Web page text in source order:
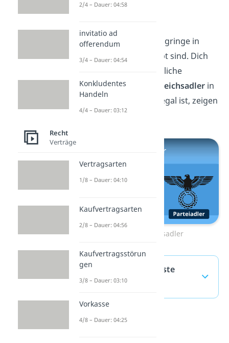
Reichsadler
Jetzt weißt du, dass Schlagringe in
Deutschland nicht erlaubt sind. Dich
interessieren mehr rechtliche
Alltagsthemen? Ob der
Reichsadler in
Deutschland genauso illegal ist, zeigen
wir dir hier imVideo.
Zum Video: Reichsadler
Schlagring — häufigste
Fragen(ausklappen)
2/4 – Dauer: 04:58
invitatio ad
offerendum
3/4 – Dauer: 04:54
Konkludentes
Handeln
4/4 – Dauer: 03:12
Recht
Verträge
Vertragsarten
1/8 – Dauer: 04:10
Kaufvertragsarten
2/8 – Dauer: 04:56
Kaufvertragsstörun
gen
3/8 – Dauer: 03:10
Vorkasse
4/8 – Dauer: 04:25